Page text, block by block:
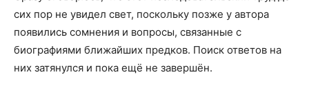
сих пор не увидел свет, поскольку позже у автора
появились сомнения и вопросы, связанные с
биографиями ближайших предков. Поиск ответов на
них затянулся и пока ещё не завершён.